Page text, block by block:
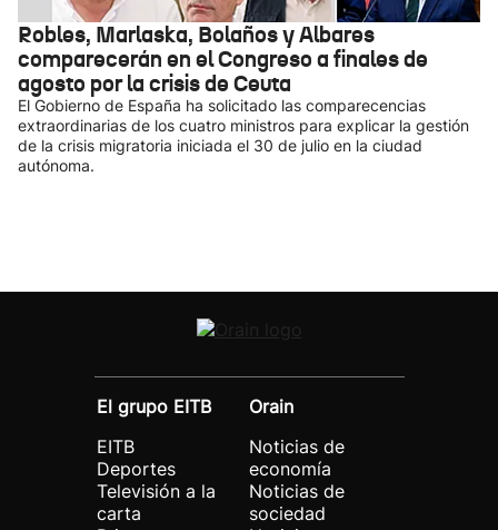
Robles, Marlaska, Bolaños y Albares
comparecerán en el Congreso a finales de
agosto por la crisis de Ceuta
El Gobierno de España ha solicitado las comparecencias
extraordinarias de los cuatro ministros para explicar la gestión
de la crisis migratoria iniciada el 30 de julio en la ciudad
autónoma.
El grupo EITB
EITB
Deportes
Televisión a la
carta
Orain
Noticias de
economía
Noticias de
sociedad